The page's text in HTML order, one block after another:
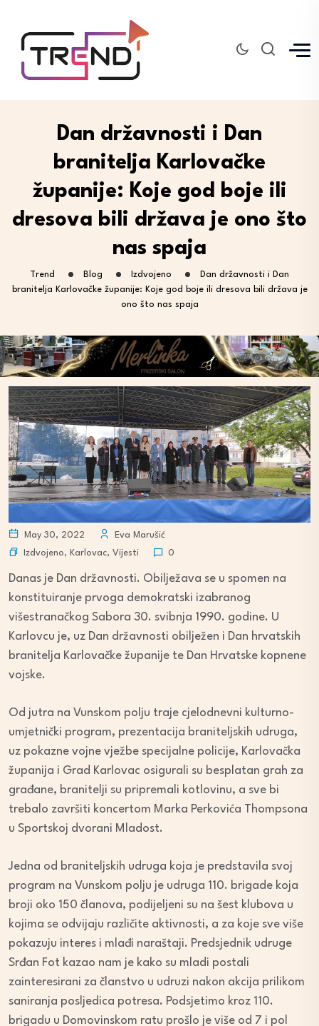
Dan državnosti i Dan
branitelja Karlovačke
županije: Koje god boje ili
dresova bili država je ono što
nas spaja
Trend Blog Izdvojeno
Dan državnosti i Dan
branitelja Karlovačke županije: Koje god boje ili dresova bili država je
ono što nas spaja
May 30, 2022
Eva Marušić
Izdvojeno, Karlovac, Vijesti 0
Danas je Dan državnosti. Obilježava se u spomen na
konstituiranje prvoga demokratski izabranog
višestranačkog Sabora 30. svibnja 1990. godine. U
Karlovcu je, uz Dan državnosti obilježen i Dan hrvatskih
branitelja Karlovačke županije te Dan Hrvatske kopnene
vojske.
Od jutra na Vunskom polju traje cjelodnevni kulturno-
umjetnički program, prezentacija braniteljskih udruga,
uz pokazne vojne vježbe specijalne policije, Karlovačka
županija i Grad Karlovac osigurali su besplatan grah za
građane, branitelji su pripremali kotlovinu, a sve bi
trebalo završiti koncertom Marka Perkovića Thompsona
u Sportskoj dvorani Mladost.
Jedna od braniteljskih udruga koja je predstavila svoj
program na Vunskom polju je udruga 110. brigade koja
broji oko 150 članova, podijeljeni su na šest klubova u
kojima se odvijaju različite aktivnosti, a za koje sve više
pokazuju interes i mlađi naraštaji. Predsjednik udruge
Srđan Fot kazao nam je kako su mladi postali
zainteresirani za članstvo u udruzi nakon akcija prilikom
saniranja posljedica potresa. Podsjetimo kroz 110.
brigadu u Domovinskom ratu prošlo je više od 7 i pol